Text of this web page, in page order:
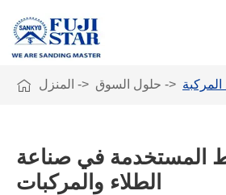
 المنزل حلول السوق المركبة
المستخدمة في صناعة
الطلاء والمركبات